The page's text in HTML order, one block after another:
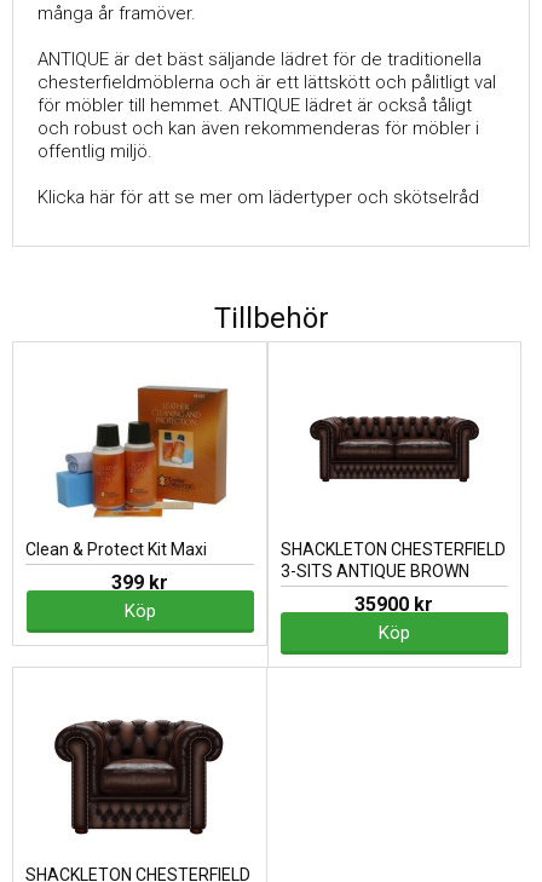
många år framöver.
ANTIQUE är det bäst säljande lädret för de traditionella
chesterfieldmöblerna och är ett lättskött och pålitligt val
för möbler till hemmet. ANTIQUE lädret är också tåligt
och robust och kan även rekommenderas för möbler i
offentlig miljö.
Klicka här för att se mer om lädertyper och skötselråd
Tillbehör
Clean & Protect Kit Maxi
399 kr
Köp
SHACKLETON CHESTERFIELD
3-SITS ANTIQUE BROWN
35900 kr
Köp
SHACKLETON CHESTERFIELD